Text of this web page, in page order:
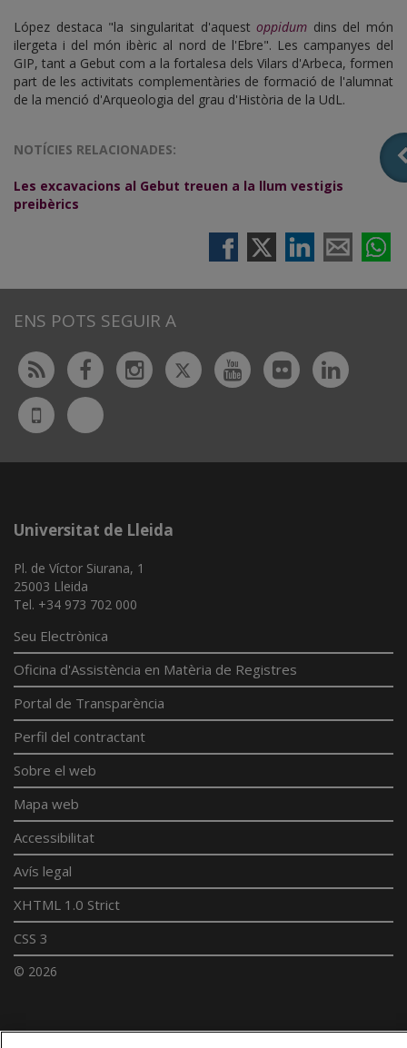
López destaca "la singularitat d'aquestoppidum dins del món
ilergeta i del món ibèric al nord de l'Ebre". Les campanyes del
GIP, tant a Gebut com a la fortalesa dels Vilars d'Arbeca, formen
part de les activitats complementàries de formació de l'alumnat
de la menció d'Arqueologia del grau d'Història de la UdL.
NOTÍCIES RELACIONADES:
Les excavacions al Gebut treuen a la llum vestigis
preibèrics
ENS POTS SEGUIR A
Rss FacebookInstagram
TwitterYoutubeFlickr
UdL
App
Bluesky
Universitat de Lleida
Pl. de Víctor Siurana, 1
25003 Lleida
Tel. +34 973 702 000
Seu Electrònica
Oficina d'Assistència en Matèria de Registres
Portal de Transparència
Perfil del contractant
Sobre el web
Mapa web
Accessibilitat
Avís legal
XHTML 1.0 Strict
CSS 3
© 2026